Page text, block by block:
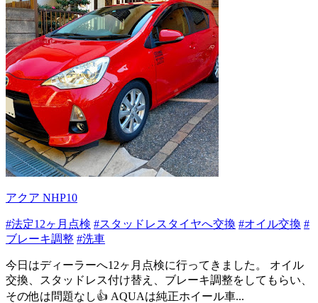
アクア NHP10
#法定12ヶ月点検 #スタッドレスタイヤへ交換 #オイル交換 #
ブレーキ調整 #洗車
今日はディーラーへ12ヶ月点検に行ってきました。 オイル
交換、スタッドレス付け替え、ブレーキ調整をしてもらい、
その他は問題なし👍 AQUAは純正ホイール車...